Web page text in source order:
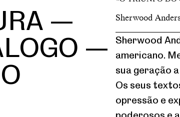
—
—
Sherwood
Sherwood
americano.
sua geração
Os seus
opressão e